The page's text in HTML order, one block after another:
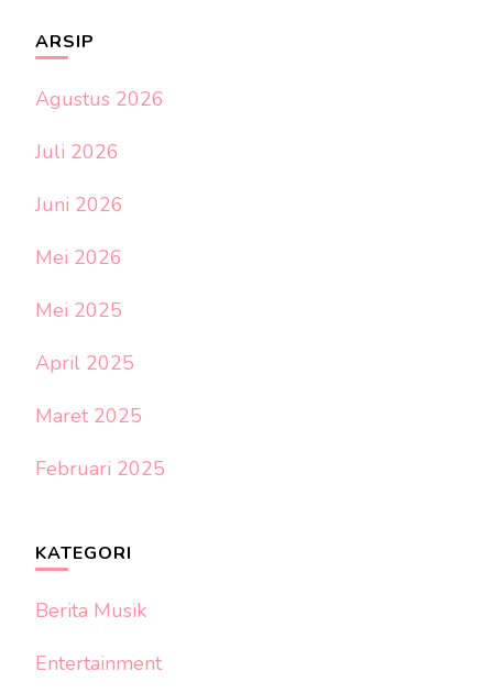
ARSIP
Agustus 2026
Juli 2026
Juni 2026
Mei 2026
Mei 2025
April 2025
Maret 2025
Februari 2025
KATEGORI
Berita Musik
Entertainment